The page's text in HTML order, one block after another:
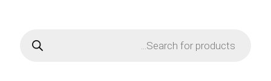
תפריט
הרחב
search